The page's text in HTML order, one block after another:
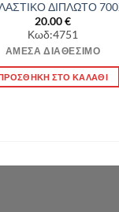
ΔΙΠΛΩΤΟ
20.00€
Κωδ:4751
ΆΜΕΣΑ ΔΙΑΘΈΣΙΜΟ
ΣΤΟ ΚΑΛΆΘΙ